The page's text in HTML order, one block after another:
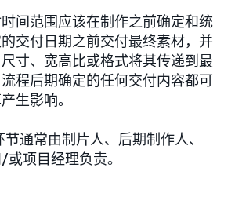
间范围应该在制作之前确定和统
交付日期之前交付最终素材，并
寸、宽高比或格式将其传递到最
程后期确定的任何交付内容都可
生影响。
节通常由制片人、后期制作人、
项目经理负责。